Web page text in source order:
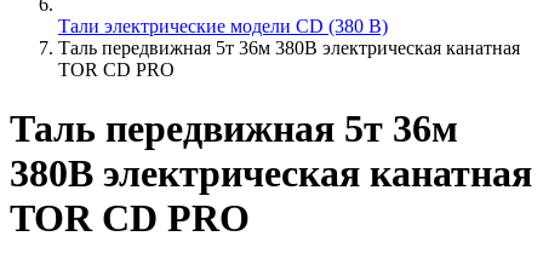
Тали электрические модели CD (380 В)
Таль передвижная 5т 36м 380В электрическая канатная
TOR CD PRO
Таль передвижная 5т 36м
380В электрическая канатная
TOR CD PRO